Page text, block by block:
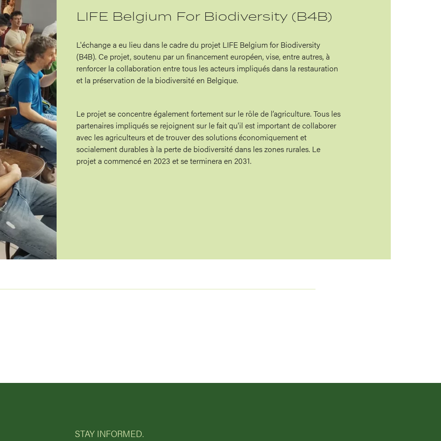
LIFE Belgium For Biodiversity (B4B)
L'échange a eu lieu dans le cadre du projet LIFE Belgium for Biodiversity
(B4B). Ce projet, soutenu par un financement européen, vise, entre autres, à
renforcer la collaboration entre tous les acteurs impliqués dans la restauration
et la préservation de la biodiversité en Belgique.
Le projet se concentre également fortement sur le rôle de l’agriculture. Tous les
partenaires impliqués se rejoignent sur le fait qu'il est important de collaborer
avec les agriculteurs et de trouver des solutions économiquement et
socialement durables à la perte de biodiversité dans les zones rurales. Le
projet a commencé en 2023 et se terminera en 2031.
STAY INFORMED.